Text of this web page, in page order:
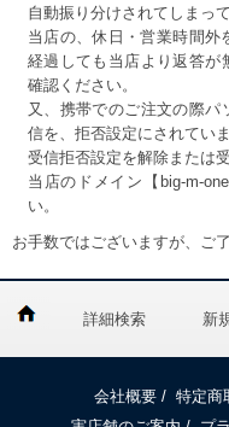
自動振り分けされてしまっ
当店の、休日・営業時間外
経過しても当店より返答が
確認ください。
又、携帯でのご注文の際パ
信を、拒否設定にされてい
受信拒否設定を解除または
当店のドメイン【big-m-
い。
お手数ではございますが、ご
詳細検索 新
会社概要 / 特定商